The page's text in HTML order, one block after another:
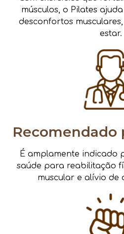
músculos, o Pilates
desconfortos
estar.
Recomendado
É amplamente indicado
saúde para reabilitação
muscular e alívio de